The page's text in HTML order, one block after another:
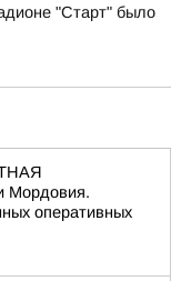
"Старт" было
Мордовия.
оперативных